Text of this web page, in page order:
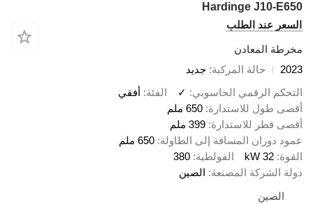
Hardinge J10-E650
السعر عند الطلب
مخرطة المعادن
2023
حالة المركبة جديد
التحكم الرقمي الحاسوبي
✓ الفئة أفقي
أقصى طول للاستدارة 650 ملم
أقصى قطر للاستدارة 399 ملم
عمود دوران المسافة إلى الطاولة 650 ملم
القوة 32 kW الفولطية 380
دولة الشركة المصنعة الصين
الصين